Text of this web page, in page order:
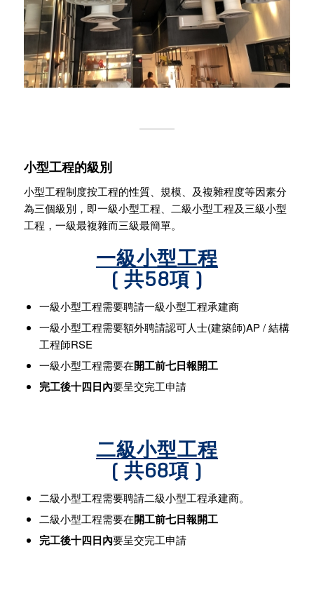
小型工程的級別
小型工程制度按工程的性質、規模、及複雜程度等因素分
為三個級別，即一級小型工程、二級小型工程及三級小型
工程，一級最複雜而三級最簡單。
一級小型工程
( 共58項 )
一級小型工程需要聘請一級小型工程承建商
一級小型工程需要額外聘請認可人士(建築師)AP / 結構
工程師RSE
一級小型工程需要在開工前七日報開工
完工後十四日內要呈交完工申請
二級小型工程
( 共68項 )
二級小型工程需要聘請二級小型工程承建商。
二級小型工程需要在開工前七日報開工
完工後十四日內要呈交完工申請